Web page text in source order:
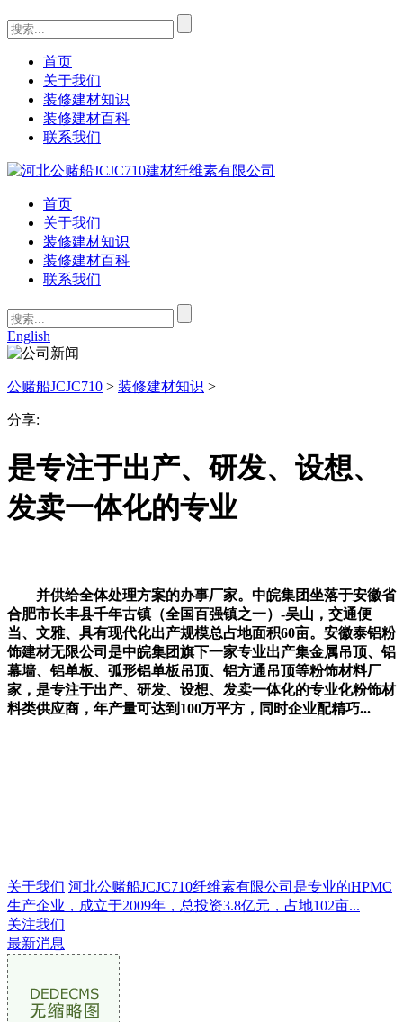
首页
关于我们
装修建材知识
装修建材百科
联系我们
首页
关于我们
装修建材知识
装修建材百科
联系我们
English
公赌船JCJC710 > 装修建材知识 >
分享:
是专注于出产、研发、设想、
发卖一体化的专业
并供给全体处理方案的办事厂家。中皖集团坐落于安徽省
合肥市长丰县千年古镇（全国百强镇之一）-吴山，交通便
当、文雅、具有现代化出产规模总占地面积60亩。安徽泰铝粉
饰建材无限公司是中皖集团旗下一家专业出产集金属吊顶、铝
幕墙、铝单板、弧形铝单板吊顶、铝方通吊顶等粉饰材料厂
家，是专注于出产、研发、设想、发卖一体化的专业化粉饰材
料类供应商，年产量可达到100万平方，同时企业配精巧...
关于我们 河北公赌船JCJC710纤维素有限公司是专业的HPMC
生产企业，成立于2009年，总投资3.8亿元，占地102亩...
关注我们
最新消息